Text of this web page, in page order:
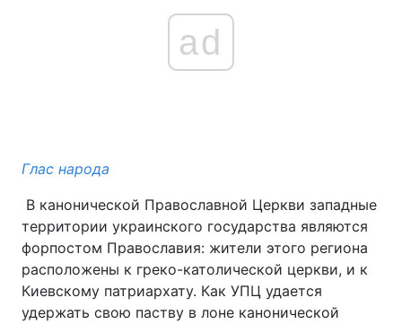
ad
Глас народа
В канонической Православной Церкви западные
территории украинского государства являются
форпостом Православия: жители этого региона
расположены к греко-католической церкви, и к
Киевскому патриархату. Как УПЦ удается
удержать свою паству в лоне канонической